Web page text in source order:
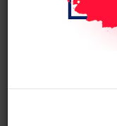
5-Pack 9H